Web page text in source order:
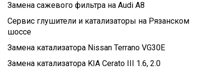
Замена сажевого фильтра на Audi A8
Сервис глушители и катализаторы на Рязанском
шоссе
Замена катализатора Nissan Terrano VG30E
Замена катализатора KIA Cerato III 1.6, 2.0